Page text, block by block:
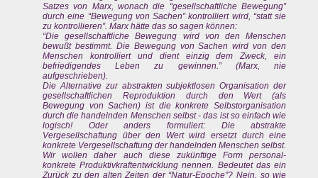
Satzes von Marx, wonach die “gesellschaftliche Bewegung”
durch eine “Bewegung von Sachen” kontrolliert wird, “statt sie
zu kontrollieren”. Marx hätte das so sagen können:
“Die gesellschaftliche Bewegung wird von den Menschen
bewußt bestimmt. Die Bewegung von Sachen wird von den
Menschen kontrolliert und dient einzig dem Zweck, ein
befriedigendes Leben zu gewinnen.” (Marx, nie
aufgeschrieben).
Die Alternative zur abstrakten subjektlosen Organisation der
gesellschaftlichen Reproduktion durch den Wert (als
Bewegung von Sachen) ist die konkrete Selbstorganisation
durch die handelnden Menschen selbst - das ist so einfach wie
logisch! Oder anders formuliert: Die abstrakte
Vergesellschaftung über den Wert wird ersetzt durch eine
konkrete Vergesellschaftung der handelnden Menschen selbst.
Wir wollen daher auch diese zukünftige Form personal-
konkrete Produktivkraftentwicklung nennen. Bedeutet das ein
Zurück zu den alten Zeiten der “Natur-Epoche”? Nein, so wie